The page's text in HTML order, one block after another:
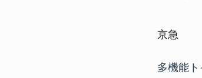
京急
多機能